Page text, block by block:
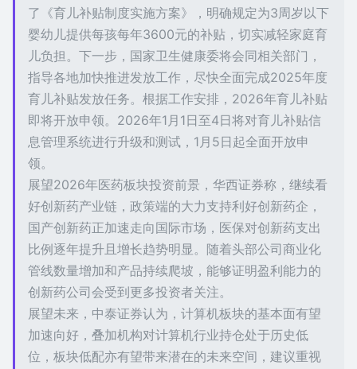
了《育儿补贴制度实施方案》，明确规定为3周岁以下
婴幼儿提供每孩每年3600元的补贴，切实减轻家庭育
儿负担。下一步，国家卫生健康委将会同相关部门，
指导各地加快推进发放工作，尽快全面完成2025年度
育儿补贴发放任务。根据工作安排，2026年育儿补贴
即将开放申领。2026年1月1日至4日将对育儿补贴信
息管理系统进行升级和测试，1月5日起全面开放申
领。
展望2026年医药板块投资前景，华西证券称，继续看
好创新药产业链，政策端的大力支持利好创新药企，
国产创新药正加速走向国际市场，医保对创新药支出
比例逐年提升且增长趋势明显。随着头部公司商业化
管线数量增加和产品持续爬坡，能够证明盈利能力的
创新药公司会受到更多投资者关注。
展望未来，中泰证券认为，计算机板块的基本面有望
加速向好，叠加机构对计算机行业持仓处于历史低
位，板块低配亦有望带来潜在的未来空间，建议重视